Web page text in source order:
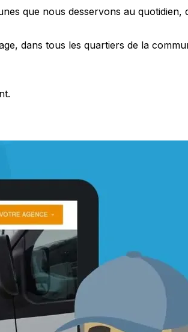
que nous desservons au quotidien,
dans tous les quartiers de la